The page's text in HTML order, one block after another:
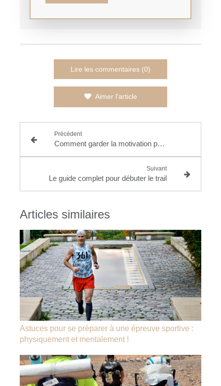
Lire les commentaires (0)
Aimer l'article
Précédent
Comment garder la motivation pour réaliser ses rêves ?
Suivant
Le guide complet pour débuter le trail
Articles similaires
Astuces pour se préparer à une épreuve sportive :
physiquement et mentalement !